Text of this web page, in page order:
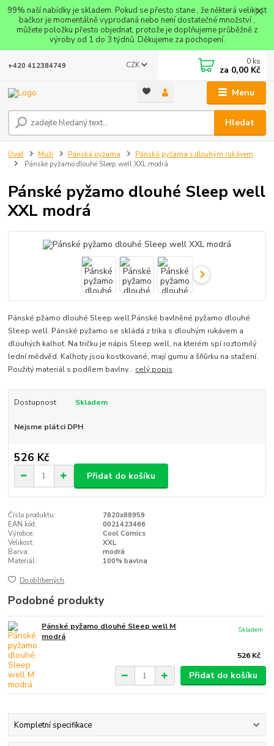
99% naší nabídky je skladem. Pokud se přesto stane , že některá velikost
bačkor je momentálně vyprodaná nebo není dostatečné množství ,
můžete položku přesto objednat, protože je doplňujeme průběžně z
výroby od 1 do 3 týdnů. Děkujeme za pochopení.
Menu
CZK
Hledat
+420 412384749 0 ks
za 0,00 Kč
Úvod Muži Pánská pyžama
Pánská pyžama s dlouhým rukávem
Pánské pyžamo dlouhé Sleep well XXL modrá
Pánské pyžamo dlouhé Sleep well
XXL modrá
Pánské pžamo dlouhé Sleep well.Pánské bavlněné pyžamo dlouhé
Sleep well. Pánské pyžamo se skládá z trika s dlouhým rukávem a
dlouhých kalhot. Na tričku je nápis Sleep well, na kterém spí roztomilý
lední mědvěd. Kalhoty jsou kostkované, mají gumu a šňůrku na stažení.
Použitý materiál s podílem bavlny... celý popis
Dostupnost Skladem
Nejsme plátci DPH
526 Kč
Přidat do košíku
Číslo produktu:
7820x88959
EAN kód:
0021423466
Výrobce:
Cool Comics
Velikost:
XXL
Barva:
modrá
Materiál:
100% bavlna
Do oblíbených
Podobné produkty
Pánské pyžamo dlouhé Sleep well M
modrá
526 Kč
Skladem
Přidat do košíku
Kompletní specifikace